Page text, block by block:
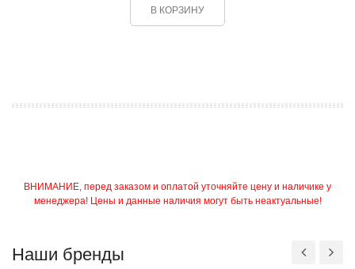
В КОРЗИНУ
ВНИМАНИЕ, перед заказом и оплатой уточняйте цену и наличике у
менеджера! Цены и данные наличия могут быть неактуальные!
Наши бренды